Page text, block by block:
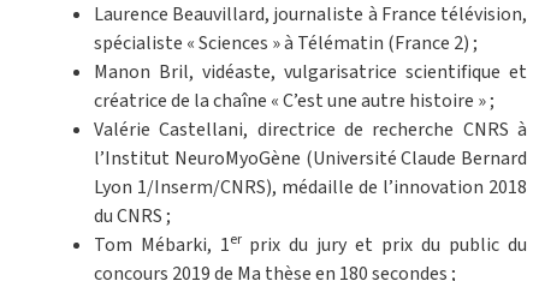
Laurence Beauvillard, journaliste à France télévision,
spécialiste « Sciences » à Télématin (France 2) ;
Manon Bril, vidéaste, vulgarisatrice scientifique et
créatrice de la chaîne « C’est une autre histoire » ;
Valérie Castellani, directrice de recherche CNRS à
l’Institut NeuroMyoGène (Université Claude Bernard
Lyon 1/Inserm/CNRS), médaille de l’innovation 2018
du CNRS ;
Tom Mébarki, 1er prix du jury et prix du public du
concours 2019 de Ma thèse en 180 secondes ;